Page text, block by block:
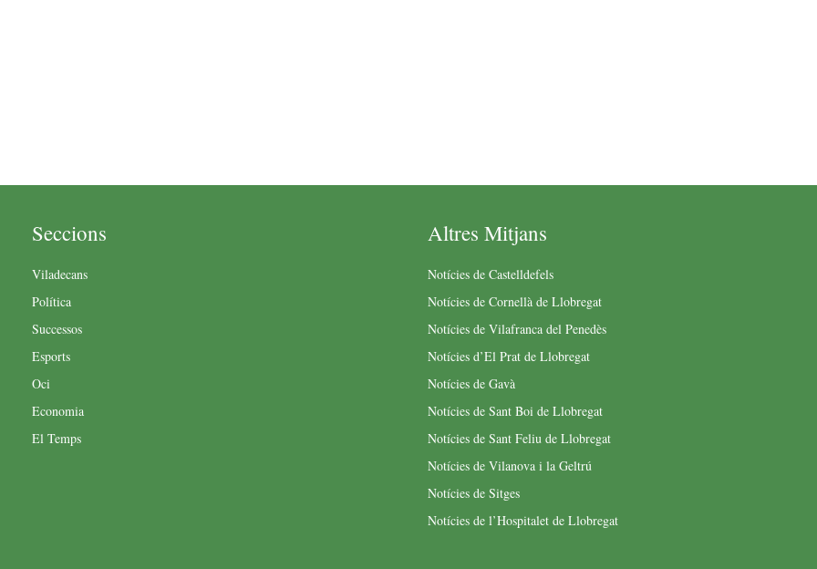
Seccions
Viladecans
Política
Successos
Esports
Oci
Economia
El Temps
Altres Mitjans
Notícies de Castelldefels
Notícies de Cornellà de Llobregat
Notícies de Vilafranca del Penedès
Notícies d’El Prat de Llobregat
Notícies de Gavà
Notícies de Sant Boi de Llobregat
Notícies de Sant Feliu de Llobregat
Notícies de Vilanova i la Geltrú
Notícies de Sitges
Notícies de l’Hospitalet de Llobregat